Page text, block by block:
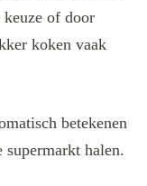
keuze of door
koken vaak
betekenen
supermarkt halen.